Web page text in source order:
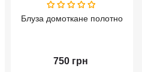
Блуза домоткане полотно
750 грн